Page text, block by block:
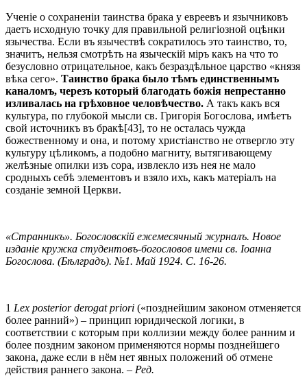
Ученіе о сохраненіи таинства брака у евреевъ и язычниковъ
даетъ исходную точку для правильной религіозной оцѣнки
язычества. Если въ язычествѣ сократилось это таинство, то,
значитъ, нельзя смотрѣть на языческій міръ какъ на что то
безусловно отрицательное, какъ безраздѣльное царство «князя
вѣка сего». Таинство брака было тѣмъ единственнымъ
каналомъ, черезъ который благодать божія непрестанно
изливалась на грѣховное человѣчество. А такъ какъ вся
культура, по глубокой мысли св. Григорія Богослова, имѣетъ
свой источникъ въ бракѣ[43], то не осталась чужда
божественному и она, и потому христіанство не отвергло эту
культуру цѣликомъ, а подобно магниту, вытягивающему
желѣзные опилки изъ сора, извлекло изъ нея не мало
сродныхъ себѣ элементовъ и взяло ихъ, какъ матеріалъ на
созданіе земной Церкви.
«Странникъ». Богословскій ежемесячный журналъ. Новое
изданіе кружка студентовъ-богословов имени св. Іоанна
Богослова. (Бѣлградъ). №1. Май 1924. С. 16-26.
1 Lex posterior derogat priori («позднейшим законом отменяется
более ранний») – принцип юридической логики, в
соответствии с которым при коллизии между более ранним и
более поздним законом применяются нормы позднейшего
закона, даже если в нём нет явных положений об отмене
действия раннего закона. – Ред.